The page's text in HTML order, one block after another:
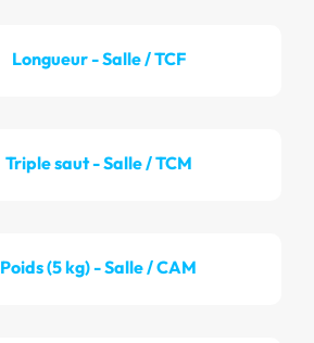
Longueur - Salle / TCF
Triple saut - Salle / TCM
Poids (5 kg) - Salle / CAM